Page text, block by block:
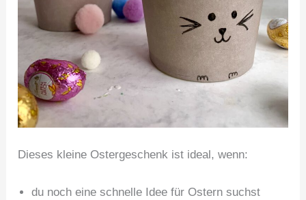
Dieses kleine Ostergeschenk ist ideal, wenn:
du noch eine schnelle Idee für Ostern suchst